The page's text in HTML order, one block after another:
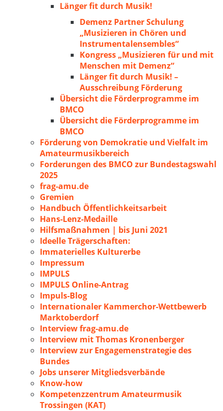
Länger fit durch Musik!
Demenz Partner Schulung
„Musizieren in Chören und
Instrumentalensembles“
Kongress „Musizieren für und mit
Menschen mit Demenz“
Länger fit durch Musik! –
Ausschreibung Förderung
Übersicht die Förderprogramme im
BMCO
Übersicht die Förderprogramme im
BMCO
Förderung von Demokratie und Vielfalt im
Amateurmusikbereich
Forderungen des BMCO zur Bundestagswahl
2025
frag-amu.de
Gremien
Handbuch Öffentlichkeitsarbeit
Hans-Lenz-Medaille
Hilfsmaßnahmen | bis Juni 2021
Ideelle Trägerschaften:
Immaterielles Kulturerbe
Impressum
IMPULS
IMPULS Online-Antrag
Impuls-Blog
Internationaler Kammerchor-Wettbewerb
Marktoberdorf
Interview frag-amu.de
Interview mit Thomas Kronenberger
Interview zur Engagemenstrategie des
Bundes
Jobs unserer Mitgliedsverbände
Know-how
Kompetenzzentrum Amateurmusik
Trossingen (KAT)